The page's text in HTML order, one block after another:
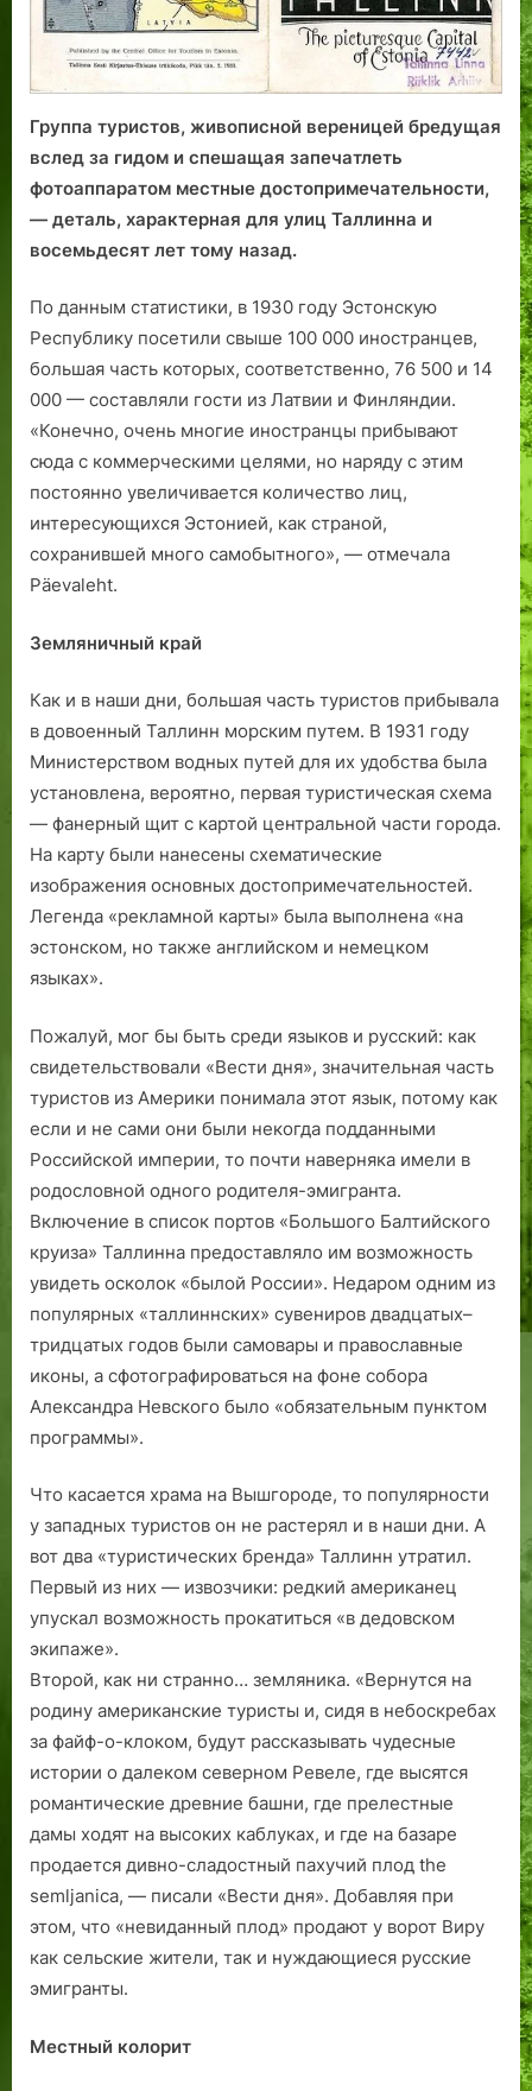
Группа туристов, живописной вереницей бредущая
вслед за гидом и спешащая запечатлеть
фотоаппаратом местные достопримечательности,
— деталь, характерная для улиц Таллинна и
восемьдесят лет тому назад.
По данным статистики, в 1930 году Эстонскую
Республику посетили свыше 100 000 иностранцев,
большая часть которых, соответственно, 76 500 и 14
000 — составляли гости из Латвии и Финляндии.
«Конечно, очень многие иностранцы прибывают
сюда с коммерческими целями, но наряду с этим
постоянно увеличивается количество лиц,
интересующихся Эстонией, как страной,
сохранившей много самобытного», — отмечала
Päevaleht.
Земляничный край
Как и в наши дни, большая часть туристов прибывала
в довоенный Таллинн морским путем. В 1931 году
Министерством водных путей для их удобства была
установлена, вероятно, первая туристическая схема
— фанерный щит с картой центральной части города.
На карту были нанесены схематические
изображения основных достопримечательностей.
Легенда «рекламной карты» была выполнена «на
эстонском, но также английском и немецком
языках».
Пожалуй, мог бы быть среди языков и русский: как
свидетельствовали «Вести дня», значительная часть
туристов из Америки понимала этот язык, потому как
если и не сами они были некогда подданными
Российской империи, то почти наверняка имели в
родословной одного родителя-эмигранта.
Включение в список портов «Большого Балтийского
круиза» Таллинна предоставляло им возможность
увидеть осколок «былой России». Недаром одним из
популярных «таллиннских» сувениров двадцатых–
тридцатых годов были самовары и православные
иконы, а сфотографироваться на фоне собора
Александра Невского было «обязательным пунктом
программы».
Что касается храма на Вышгороде, то популярности
у западных туристов он не растерял и в наши дни. А
вот два «туристических бренда» Таллинн утратил.
Первый из них — извозчики: редкий американец
упускал возможность прокатиться «в дедовском
экипаже».
Второй, как ни странно… земляника. «Вернутся на
родину американские туристы и, сидя в небоскребах
за файф-о-клоком, будут рассказывать чудесные
истории о далеком северном Ревеле, где высятся
романтические древние башни, где прелестные
дамы ходят на высоких каблуках, и где на базаре
продается дивно-сладостный пахучий плод the
semljanica, — писали «Вести дня». Добавляя при
этом, что «невиданный плод» продают у ворот Виру
как сельские жители, так и нуждающиеся русские
эмигранты.
Местный колорит